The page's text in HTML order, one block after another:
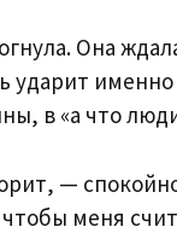
Она
ударит
в «а что
—
меня